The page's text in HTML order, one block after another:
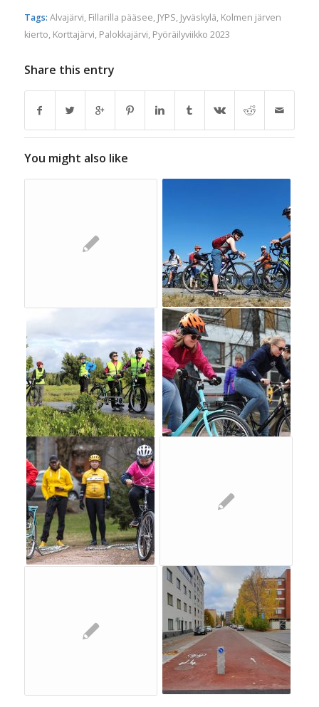
Tags: Alvajärvi, Fillarilla pääsee, JYPS, Jyväskylä, Kolmen järven
kierto, Korttajärvi, Palokkajärvi, Pyöräilyviikko 2023
Share this entry
You might also like